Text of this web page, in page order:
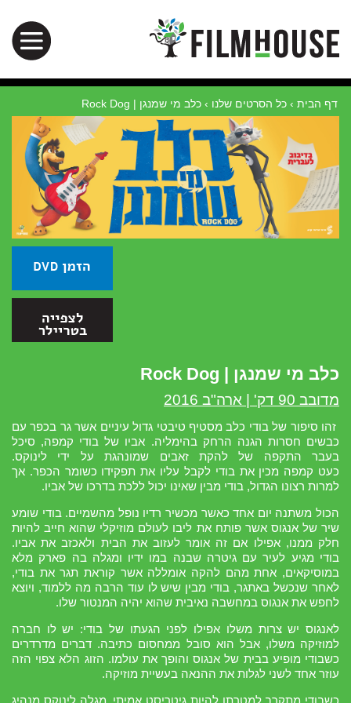
דף הבית › כל הסרטים שלנו › כלב מי שמנגן | Rock Dog
כלב מי שמנגן | Rock Dog
מדובב 90 דק' | ארה"ב 2016
זהו סיפור של בודי כלב מסטיף טיבטי גדול עיניים אשר גר בכפר עם
כבשים חסרות הגנה הרחק בהימליה. אביו של בודי קמפה, סיכל
בעבר התקפה של להקת זאבים שמונהגת על ידי לינוקס.
כעט קמפה מכין את בודי לקבל עליו את תפקידו כשומר הכפר. אך
למרות רצונו הגדול, בודי מבין שאינו יכול ללכת בדרכו של אביו.
הכול משתנה יום אחד כאשר מכשיר רדיו נופל מהשמיים. בודי שומע
שיר של אנגוס אשר פותח את ליבו לעולם מוזיקלי שהוא חייב להיות
חלק ממנו, אפילו אם זה אומר לעזוב את הבית ולאכזב את אביו.
בודי מגיע לעיר עם גיטרה שבנה במו ידיו ומגלה בה פארק מלא
במוסיקאים, אחת מהם להקה אומללה אשר קוראת תגר את בודי,
לאחר שנכשל באתגר, בודי מבין שיש לו עוד הרבה מה ללמוד, ויוצא
לחפש את אנגוס במחשבה נאיבית שהוא יהיה המנטור שלו.
לאנגוס יש צרות משלו אפילו לפני הגעתו של בודי: יש לו חברה
למוזיקה משלו, אבל הוא סובל ממחסום כתיבה. דברים מדרדרים
כשבודי מופיע בבית של אנגוס והופך את עולמו. הזוג הלא צפוי הזה
עוזר אחד לשני לגלות את ההנאה בעשיית מוזיקה.
כשבודי מתקרב למטרתו להיות גיטריסט אמיתי, מגלה לינוקס מנהיג